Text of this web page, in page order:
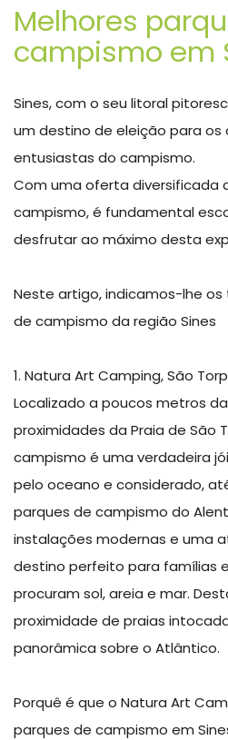
Melhores
campismo em
Sines, com o seu litoral
um destino de eleição para
entusiastas do campismo.
Com uma oferta diversificada
campismo, é fundamental
desfrutar ao máximo desta
Neste artigo, indicamos-lhe
de campismo da região Sines
1. Natura Art Camping, São
Localizado a poucos metros
proximidades da Praia de São
campismo é uma verdadeira
pelo oceano e considerado,
parques de campismo do
instalações modernas e uma
destino perfeito para famílias
procuram sol, areia e mar.
proximidade de praias
panorâmica sobre o Atlântico.
Porquê é que o Natura Art
parques de campismo em